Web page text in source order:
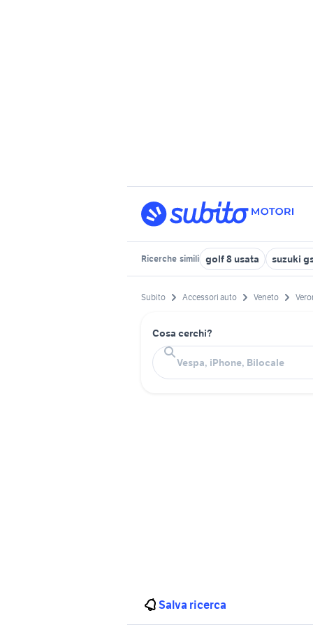
Ricerche simili golf 8 usata suzuki
Subito Accessori auto Veneto
Cosa cerchi?
Salva ricerca